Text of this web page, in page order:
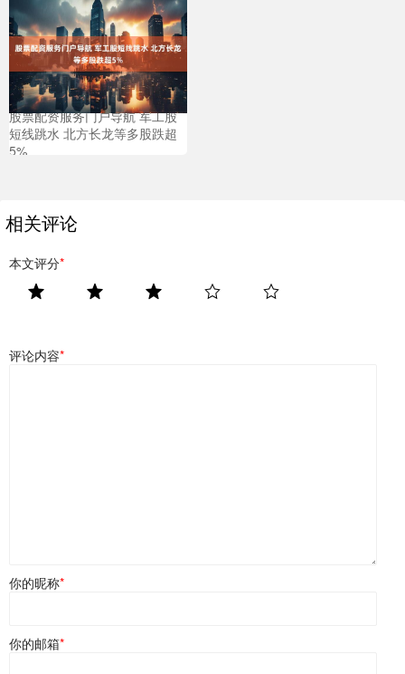
股票配资服务门户导航 军工股
短线跳水 北方长龙等多股跌超
5%
相关评论
本文评分*
评论内容*
你的昵称*
你的邮箱*